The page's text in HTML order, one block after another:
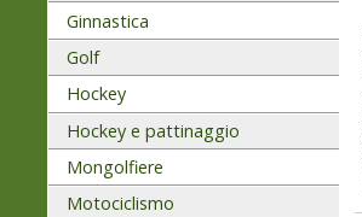
Ginnastica
Golf
Hockey
Hockey e pattinaggio
Mongolfiere
Motociclismo